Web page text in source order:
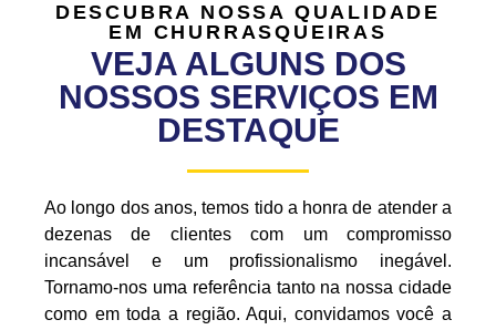
DESCUBRA NOSSA QUALIDADE
EM CHURRASQUEIRAS
VEJA ALGUNS DOS
NOSSOS SERVIÇOS EM
DESTAQUE
Ao longo dos anos, temos tido a honra de atender a
dezenas de clientes com um compromisso
incansável e um profissionalismo inegável.
Tornamo-nos uma referência tanto na nossa cidade
como em toda a região. Aqui, convidamos você a